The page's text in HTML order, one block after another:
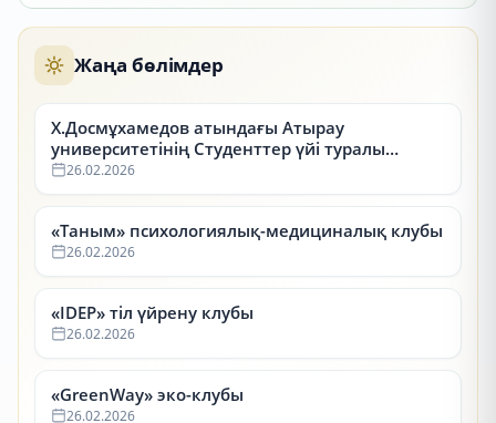
Жаңа бөлімдер
Х.Досмұхамедов атындағы Атырау
университетінің Студенттер үйі туралы
ақпарат
26.02.2026
«Таным» психологиялық-медициналық клубы
26.02.2026
«IDEP» тіл үйрену клубы
26.02.2026
«GreenWay» эко-клубы
26.02.2026